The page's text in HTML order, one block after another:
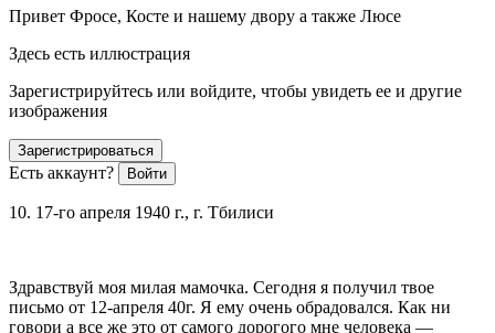
Привет Фросе, Косте и нашему двору а также Люсе
Здесь есть иллюстрация
Зарегистрируйтесь или войдите, чтобы увидеть ее и другие
изображения
Зарегистрироваться
Есть аккаунт? Войти
10. 17-го апреля 1940 г., г. Тбилиси
Здравствуй моя милая мамочка. Сегодня я получил твое
письмо от 12-апреля 40г. Я ему очень обрадовался. Как ни
говори а все же это от самого дорогого мне человека —